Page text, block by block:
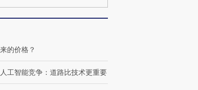
的价格？
工智能竞争：道路比技术更重要